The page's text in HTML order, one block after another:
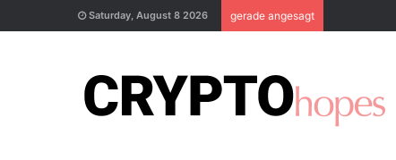
Saturday, August 8 2026 gerade angesagt